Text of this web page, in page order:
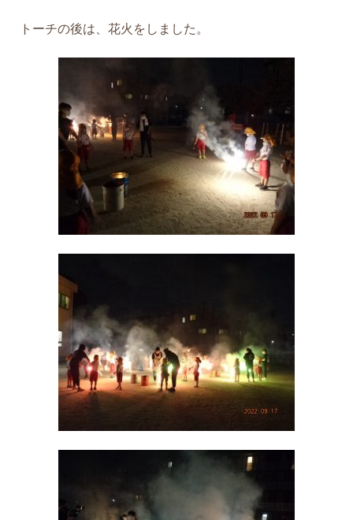
トーチの後は、花火をしました。